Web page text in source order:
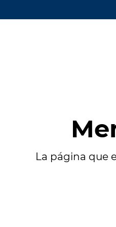
La página que